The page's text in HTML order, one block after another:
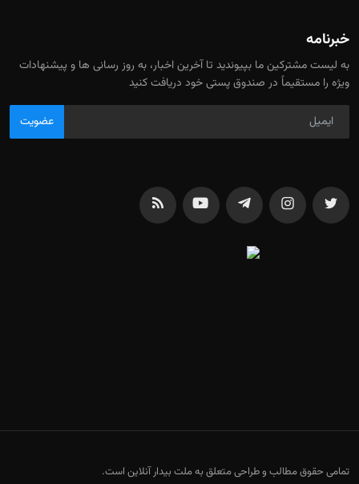
خبرنامه
به لیست مشترکین ما بپیوندید تا آخرین اخبار، به روز رسانی ها و پیشنهادات
ویژه را مستقیماً در صندوق پستی خود دریافت کنید
عضویت
تمامی حقوق مطالب و طراحی متعلق به ملت بیدار آنلاین است.